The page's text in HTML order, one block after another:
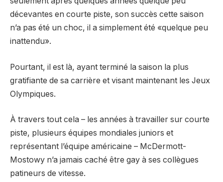
décevantes en courte piste, son succès cette saison
n’a pas été un choc, il a simplement été «quelque peu
inattendu».
Pourtant, il est là, ayant terminé la saison la plus
gratifiante de sa carrière et visant maintenant les Jeux
Olympiques.
À travers tout cela – les années à travailler sur courte
piste, plusieurs équipes mondiales juniors et
représentant l’équipe américaine – McDermott-
Mostowy n’a jamais caché être gay à ses collègues
patineurs de vitesse.